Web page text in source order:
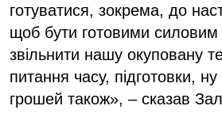
готуватися, зокрема, до
щоб бути готовими
звільнити нашу окуповану
питання часу, підготовки, ну
грошей також», – сказав